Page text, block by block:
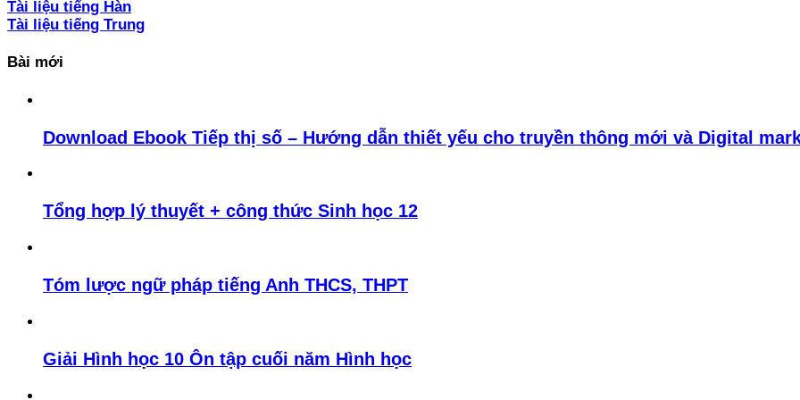
Tài liệu tiếng Hàn
Tài liệu tiếng Trung
Bài mới
Download Ebook Tiếp thị số – Hướng dẫn thiết yếu cho truyền thông mới và Digital
Tổng hợp lý thuyết + công thức Sinh học 12
Tóm lược ngữ pháp tiếng Anh THCS, THPT
Giải Hình học 10 Ôn tập cuối năm Hình học